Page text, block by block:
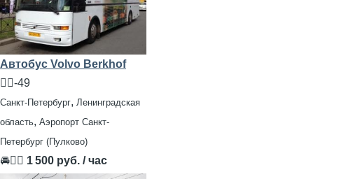
Автобус Volvo Berkhof
🧍‍♂️-49
Санкт-Петербург, Ленинградская
область, Аэропорт Санкт-
Петербург (Пулково)
🚘👨‍✈ 1 500 руб. / час